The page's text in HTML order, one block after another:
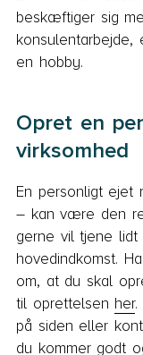
beskæftiger sig
en hobby.
Opret en
virksomhed
En personligt ejet
– kan være den
gerne vil tjene
hovedindkomst.
om, at du skal
til oprettelsen her.
på siden eller
du kommer godt